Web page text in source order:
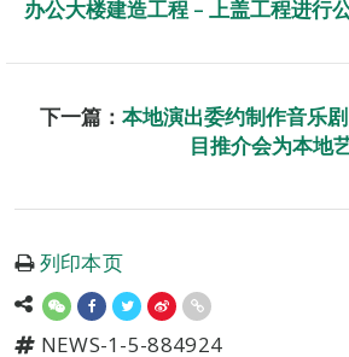
办公大楼建造工程 – 上盖工程进行
下一篇： 本地演出委约制作音乐
目推介会为本地
列印本页
NEWS-1-5-884924